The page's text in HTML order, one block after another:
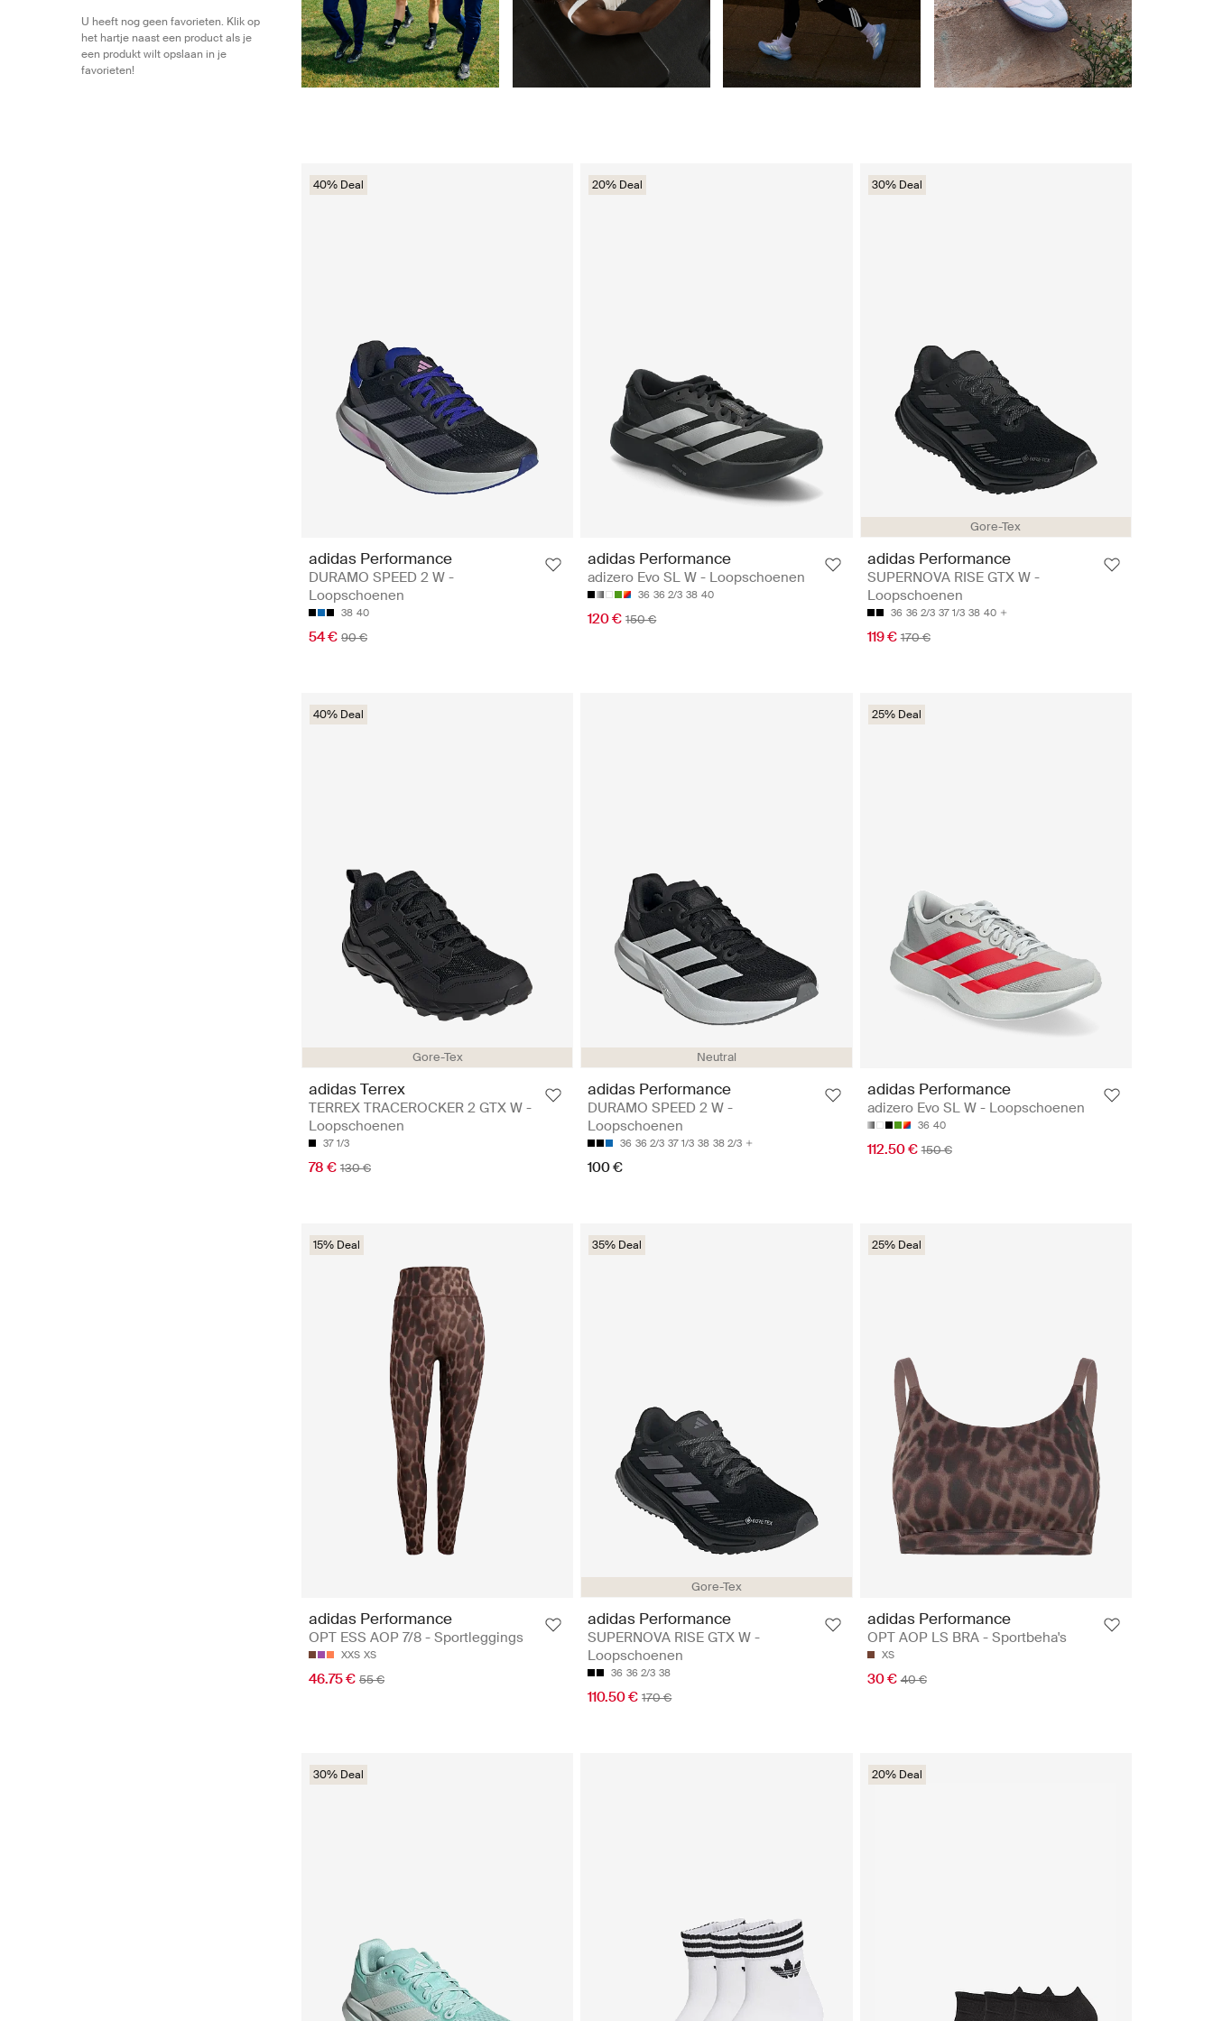
U heeft nog geen favorieten. Klik op
het hartje naast een product als je
een produkt wilt opslaan in je
favorieten!
40% Deal
adidas Performance
DURAMO SPEED 2 W -
Loopschoenen
38 40
54 € 90 €
20% Deal
adidas Performance
adizero Evo SL W - Loopschoenen
36 36 2/3 38 40
120 € 150 €
Gore-Tex
30% Deal
adidas Performance
SUPERNOVA RISE GTX W -
Loopschoenen
36 36 2/3 37 1/3 38 40
119 € 170 €
Gore-Tex
40% Deal
adidas Terrex
TERREX TRACEROCKER 2 GTX W -
Loopschoenen
37 1/3
78 € 130 €
Neutral
adidas Performance
DURAMO SPEED 2 W -
Loopschoenen
36 36 2/3 37 1/3 38 38 2/3
100 €
25% Deal
adidas Performance
adizero Evo SL W - Loopschoenen
36 40
112.50 € 150 €
15% Deal
adidas Performance
OPT ESS AOP 7/8 - Sportleggings
XXS XS
46.75 € 55 €
Gore-Tex
35% Deal
adidas Performance
SUPERNOVA RISE GTX W -
Loopschoenen
36 36 2/3 38
110.50 € 170 €
25% Deal
adidas Performance
OPT AOP LS BRA - Sportbeha's
XS
30 € 40 €
30% Deal 20% Deal